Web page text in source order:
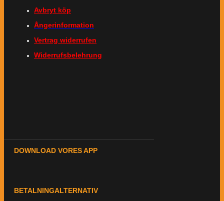
Avbryt köp
Ångerinformation
Vertrag widerrufen
Widerrufsbelehrung
DOWNLOAD VORES APP
BETALNINGALTERNATIV